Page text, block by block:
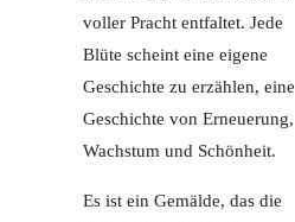
voller Pracht entfaltet. Jede
Blüte scheint eine eigene
Geschichte zu erzählen, eine
Geschichte von Erneuerung,
Wachstum und Schönheit.
Es ist ein Gemälde, das die